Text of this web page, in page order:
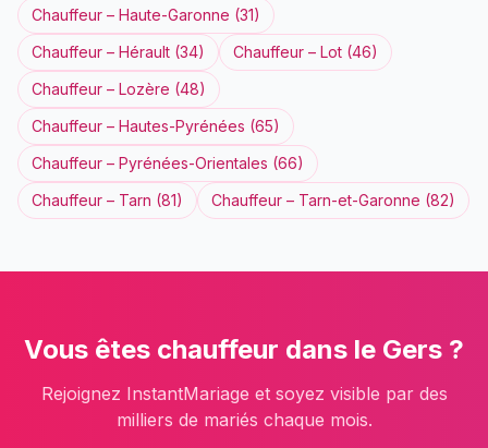
Chauffeur – Haute-Garonne (31)
Chauffeur – Hérault (34) Chauffeur – Lot (46)
Chauffeur – Lozère (48)
Chauffeur – Hautes-Pyrénées (65)
Chauffeur – Pyrénées-Orientales (66)
Chauffeur – Tarn (81) Chauffeur – Tarn-et-Garonne (82)
Vous êtes chauffeur dans le Gers ?
Rejoignez InstantMariage et soyez visible par des
milliers de mariés chaque mois.